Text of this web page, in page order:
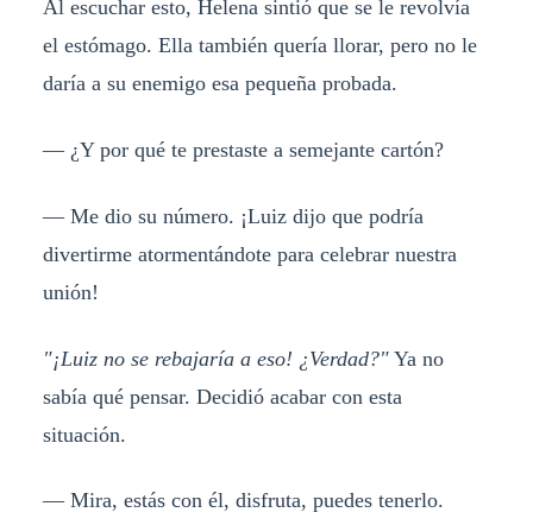
Al escuchar esto, Helena sintió que se le revolvía
el estómago. Ella también quería llorar, pero no le
daría a su enemigo esa pequeña probada.
— ¿Y por qué te prestaste a semejante cartón?
— Me dio su número. ¡Luiz dijo que podría
divertirme atormentándote para celebrar nuestra
unión!
"¡Luiz no se rebajaría a eso! ¿Verdad?"Ya no
sabía qué pensar. Decidió acabar con esta
situación.
— Mira, estás con él, disfruta, puedes tenerlo.